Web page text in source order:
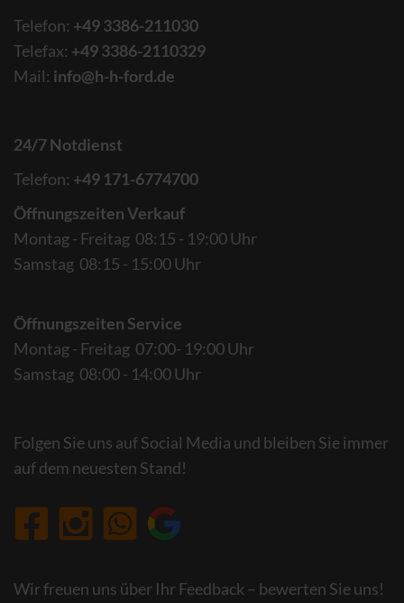
Telefon: +49 3386-211030
Telefax: +49 3386-2110329
Mail: info@h-h-ford.de
24/7 Notdienst
Telefon: +49 171-6774700
Öffnungszeiten Verkauf
Montag - Freitag 08:15 - 19:00 Uhr
Samstag 08:15 - 15:00 Uhr
Öffnungszeiten Service
Montag - Freitag 07:00- 19:00 Uhr
Samstag 08:00 - 14:00 Uhr
Folgen Sie uns auf Social Media und bleiben Sie immer
auf dem neuesten Stand!
Wir freuen uns über Ihr Feedback – bewerten Sie uns!